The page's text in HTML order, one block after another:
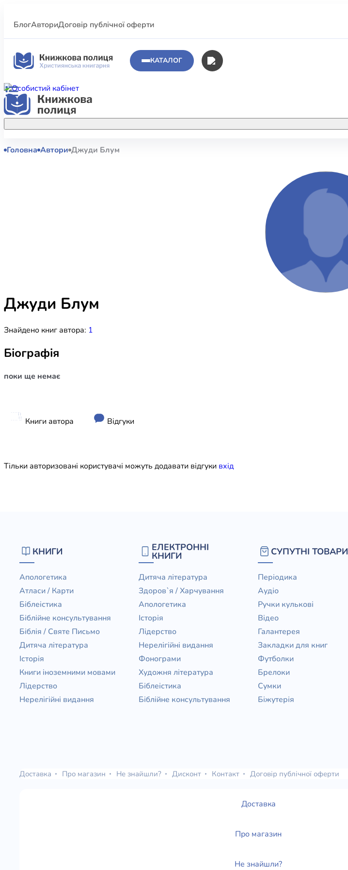
БлогАвториДоговір публічної оферти
КАТАЛОГ
Акційні пропозиції
КНИГИ
Біблійне консультування
Художня література
Головна Автори Джуди Блум
Джуди Блум
Знайдено книг автора: 1
Біографія
поки ще немає
Книги автора Відгуки
Тільки авторизовані користувачі можуть додавати відгуки вхiд
КНИГИ
Апологетика
Атласи / Карти
Біблеістика
Біблійне консультування
Біблія / Святе Письмо
Дитяча література
Історія
Книги іноземними мовами
Лідерство
Нерелігійні видання
ЕЛЕКТРОННІ
КНИГИ
Дитяча література
Здоров`я / Харчування
Апологетика
Історія
Лідерство
Нерелігійні видання
Фонограми
Художня література
Біблеістика
Біблійне консультування
СУПУТНІ ТОВАРИ
Періодика
Аудіо
Ручки кулькові
Відео
Галантерея
Закладки для книг
Футболки
Брелоки
Сумки
Біжутерія
Доставка Про магазин Не знайшли? Дисконт Контакт Договір публічної оферти
Доставка
Про магазин
Не знайшли?